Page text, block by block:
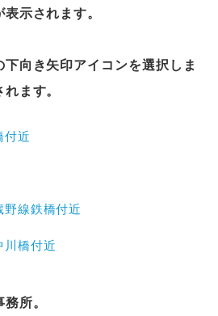
示されます。
向き矢印アイコンを選択しま
ます。
付近
線鉄橋付近
川橋付近
所。